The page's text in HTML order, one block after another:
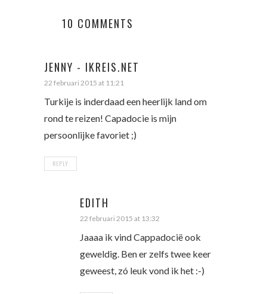
10 COMMENTS
JENNY - IKREIS.NET
22 februari 2015 at 11:21
Turkije is inderdaad een heerlijk land om
rond te reizen! Capadocie is mijn
persoonlijke favoriet ;)
REPLY
EDITH
22 februari 2015 at 13:32
Jaaaa ik vind Cappadocië ook
geweldig. Ben er zelfs twee keer
geweest, zó leuk vond ik het :-)